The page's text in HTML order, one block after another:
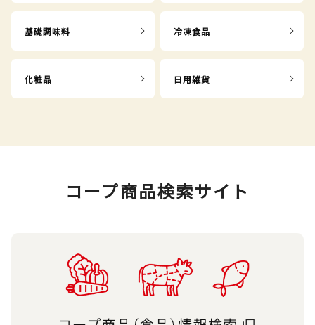
基礎調味料 冷凍食品
化粧品 日用雑貨
コープ商品検索サイト